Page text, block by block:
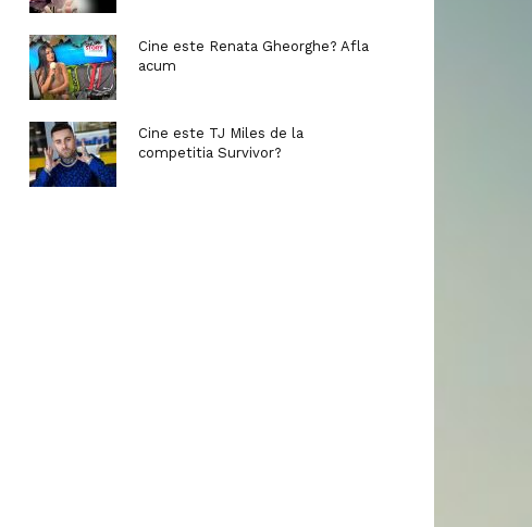
Cine este Renata Gheorghe? Afla
acum
Cine este TJ Miles de la
competitia Survivor?